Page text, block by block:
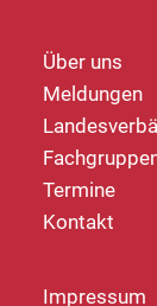
Über uns
Meldungen
Termine
Kontakt
Impressum